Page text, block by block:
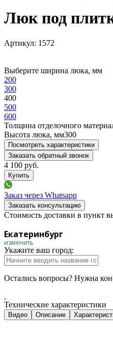
Люк под
Артикул: 1572
Выберите ширина люка, мм
200
300
400
500
600
Толщина отделочного
Высота люка, мм300
Посмотреть характеристики
Заказать обратный звонок
4 100 руб.
Заказ через Whatsapp
Заказать консультацию
Стоимость доставки в пункт
Екатеринбург
изменить
Укажите ваш город:
Остались вопросы? Нужна
Технические характеристики
Видео Описание